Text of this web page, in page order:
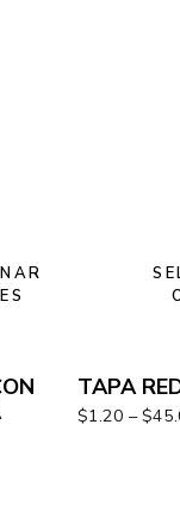
TAPA
$1.20 – $